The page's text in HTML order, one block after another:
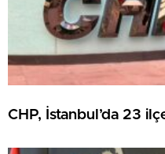
CHP, İstanbul’da 23